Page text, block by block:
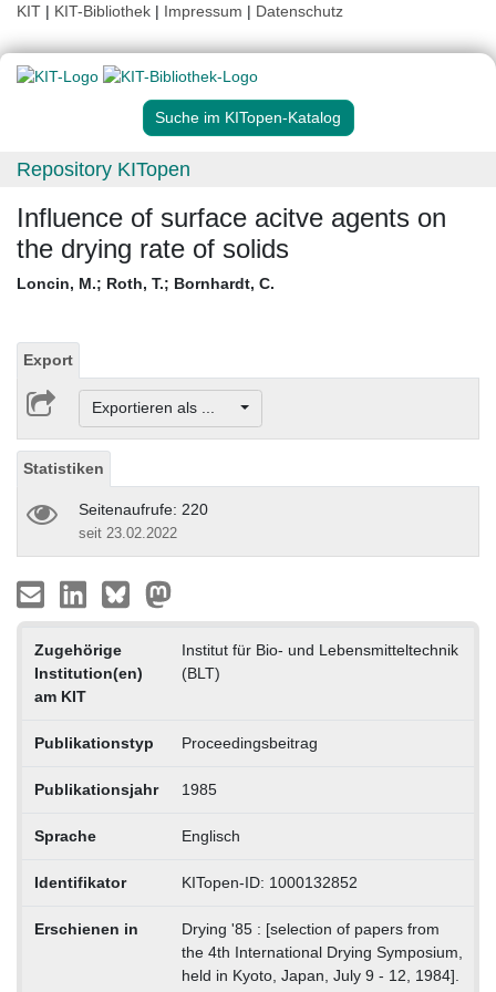
KIT | KIT-Bibliothek | Impressum | Datenschutz
Suche im KITopen-Katalog
Repository KITopen
Influence of surface acitve agents on
the drying rate of solids
Loncin, M.; Roth, T.; Bornhardt, C.
Export
Exportieren als ...
Statistiken
Seitenaufrufe: 220
seit 23.02.2022
Zugehörige
Institution(en)
am KIT
Institut für Bio- und Lebensmitteltechnik
(BLT)
Publikationstyp Proceedingsbeitrag
Publikationsjahr 1985
Sprache Englisch
Identifikator KITopen-ID: 1000132852
Erschienen in
Drying '85 : [selection of papers from
the 4th International Drying Symposium,
held in Kyoto, Japan, July 9 - 12, 1984].